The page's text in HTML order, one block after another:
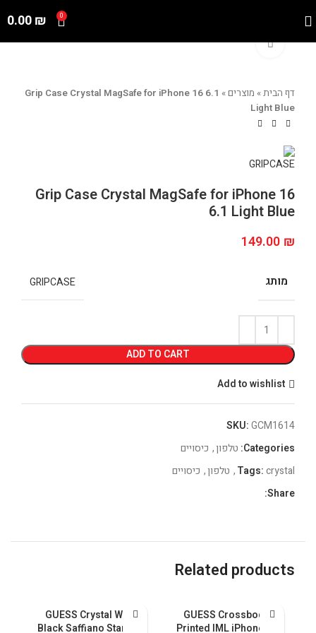
0
0.00₪
Click to enlarge
דף הבית» מוצרים»
Grip Case Crystal MagSafe for iPhone 16 6.1
Light Blue
Grip Case Crystal MagSafe for iPhone 16
6.1 Light Blue
149.00 ₪
מותג GRIPCASE
ADD TO CART
Add to wishlist
SKU:GCM1614
Categories: טלפון, כיסויים
Tags:crystal
, טלפון, כיסויים
Share:
Related products
GUESS Crossbody
Printed IML iPhone 15
GUESS Crystal With
Black Saffiano Stand &